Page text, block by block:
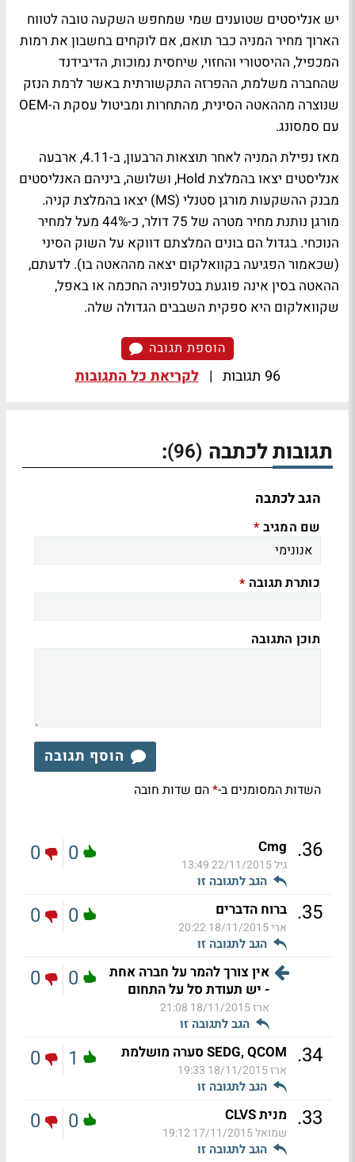
יש אנליסטים שטוענים שמי שמחפש השקעה טובה לטווח
הארוך מחיר המניה כבר תואם, אם לוקחים בחשבון את רמות
המכפיל, ההיסטורי והחזוי, שיחסית נמוכות, הדיבידנד
שהחברה משלמת, ההפרזה התקשורתית באשר לרמת הנזק
שנוצרה מההאטה הסינית, מהתחרות ומביטול עסקת ה-OEM
עם סמסונג.
מאז נפילת המניה לאחר תוצאות הרבעון, ב-4.11, ארבעה
אנליסטים יצאו בהמלצת Hold, ושלושה, ביניהם האנליסטים
מבנק ההשקעות מורגן סטנלי (MS) יצאו בהמלצת קניה.
מורגן נותנת מחיר מטרה של 75 דולר, כ-44% מעל למחיר
הנוכחי. בגדול הם בונים המלצתם דווקא על השוק הסיני
(שכאמור הפגיעה בקוואלקום יצאה מההאטה בו). לדעתם,
ההאטה בסין אינה פוגעת בטלפוניה החכמה או באפל,
שקוואלקום היא ספקית השבבים הגדולה שלה.
הוספת תגובה
96 תגובות | לקריאת כל התגובות
תגובות לכתבה (96)
:
הגב לכתבה
שם המגיב *
כותרת תגובה *
תוכן התגובה
הוסף תגובה
השדות המסומנים ב-*הם שדות חובה
36
.
Cmg
גיל22/11/2015 13:49
הגב לתגובה זו
0
0
35
. ברוח הדברים
ארי18/11/2015 20:22
הגב לתגובה זו
0
0
אין צורך להמר על חברה אחת
- יש תעודת סל על התחום
ארז18/11/2015 21:08
הגב לתגובה זו
0
0
34
. SEDG, QCOM סערה מושלמת
ארז18/11/2015 19:33
הגב לתגובה זו
1
0
33
. מנית CLVS
שמואל17/11/2015 19:12
הגב לתגובה זו
0
0